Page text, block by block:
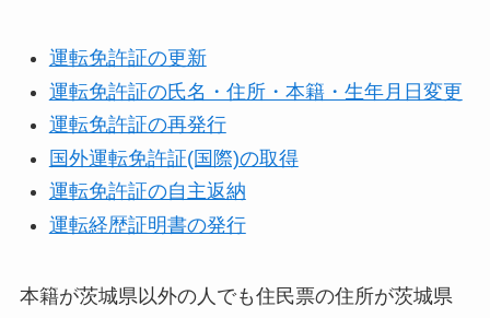
運転免許証の更新
運転免許証の氏名・住所・本籍・生年月日変更
運転免許証の再発行
国外運転免許証(国際)の取得
運転免許証の自主返納
運転経歴証明書の発行
本籍が茨城県以外の人でも住民票の住所が茨城県